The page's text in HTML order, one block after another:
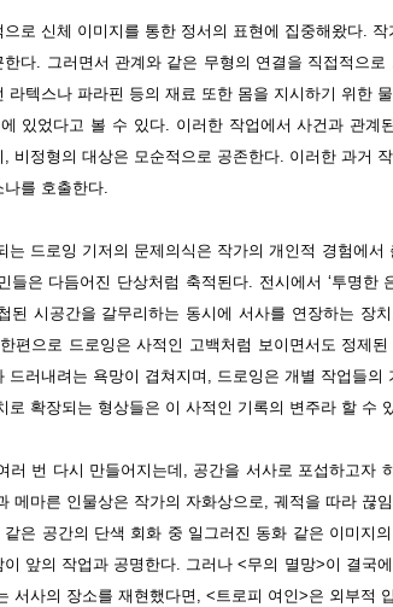
으로 신체 이미지를 통한 정서의 표현에 집중해왔다.
한다. 그러면서 관계와 같은 무형의 연결을 직접적으
라텍스나 파라핀 등의 재료 또한 몸을 지시하기 위한
있었다고 볼 수 있다. 이러한 작업에서 사건과 관계
, 비정형의 대상은 모순적으로 공존한다. 이러한 과거
나를 호출한다.
는 드로잉 기저의 문제의식은 작가의 개인적 경험에
들은 다듬어진 단상처럼 축적된다. 전시에서 ‘투명한
된 시공간을 갈무리하는 동시에 서사를 연장하는 장
편으로 드로잉은 사적인 고백처럼 보이면서도 정제
드러내려는 욕망이 겹쳐지며, 드로잉은 개별 작업들
로 확장되는 형상들은 이 사적인 기록의 변주라 할 수
러 번 다시 만들어지는데, 공간을 서사로 포섭하고자
메마른 인물상은 작가의 자화상으로, 궤적을 따라 끊
은 공간의 단색 회화 중 일그러진 동화 같은 이미지
이 앞의 작업과 공명한다. 그러나 <무의 멸망>이 결국
서사의 장소를 재현했다면, <트로피 여인>은 외부적